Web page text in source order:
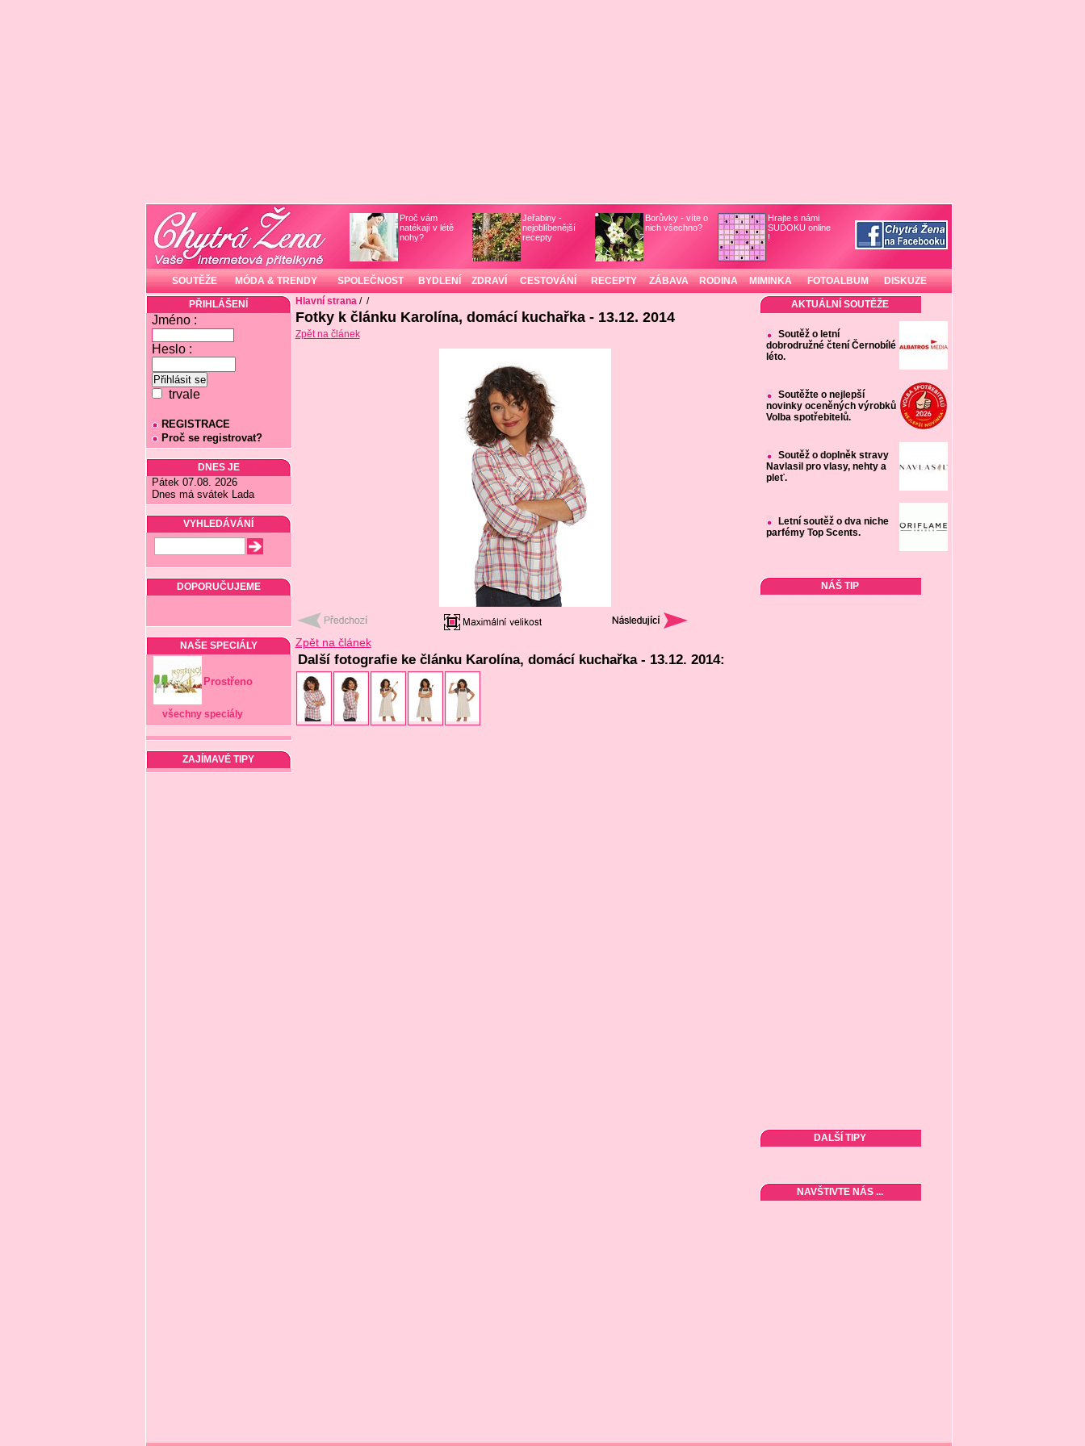
Proč vám
natékají v létě
nohy?
Jeřabiny -
nejoblíbenější
recepty
Borůvky - víte o
nich všechno?
Hrajte s námi
SUDOKU online
!
SOUTĚŽE MÓDA & TRENDY SPOLEČNOST BYDLENÍ ZDRAVÍ CESTOVÁNÍ RECEPTY ZÁBAVA RODINA MIMINKA FOTOALBUM DISKUZE
PŘIHLÁŠENÍ
Jméno :
Heslo :
trvale
REGISTRACE
Proč se registrovat?
DNES JE
Pátek 07.08. 2026
Dnes má svátek Lada
VYHLEDÁVÁNÍ
DOPORUČUJEME
NAŠE SPECIÁLY
Prostřeno
všechny speciály
ZAJÍMAVÉ TIPY
Hlavní strana/ /
Fotky k článku Karolína, domácí kuchařka - 13.12. 2014
Zpět na článek
Zpět na článek
Další fotografie ke článku Karolína, domácí kuchařka - 13.12. 2014:
AKTUÁLNÍ SOUTĚŽE
Soutěž o letní
dobrodružné čtení Černobílé
léto.
Soutěžte o nejlepší
novinky oceněných výrobků
Volba spotřebitelů.
Soutěž o doplněk stravy
Navlasil pro vlasy, nehty a
pleť.
Letní soutěž o dva niche
parfémy Top Scents.
NÁŠ TIP
DALŠÍ TIPY
NAVŠTIVTE NÁS ...